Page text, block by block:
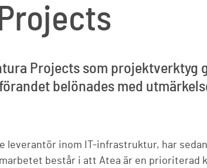
Projects som
belönades med
leverantör inom IT-infrastruktur, har
består i att Atea är en prioriterad